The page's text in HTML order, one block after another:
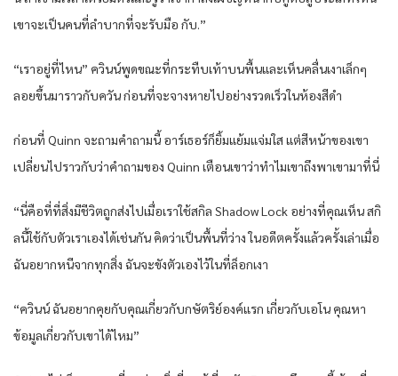
เขาจะเป็นคนที่ลำบากที่จะรับมือ กับ.”
“เราอยู่ที่ไหน” ควินน์พูดขณะที่กระทืบเท้าบนพื้นและเห็นคลื่นเงาเล็กๆ
ลอยขึ้นมาราวกับควัน ก่อนที่จะจางหายไปอย่างรวดเร็วในห้องสีดำ
ก่อนที่ Quinn จะถามคำถามนี้ อาร์เธอร์ก็ยิ้มแย้มแจ่มใส แต่สีหน้าของเขา
เปลี่ยนไปราวกับว่าคำถามของ Quinn เตือนเขาว่าทำไมเขาถึงพาเขามาที่นี่
“นี่คือที่ที่สิ่งมีชีวิตถูกส่งไปเมื่อเราใช้สกิล Shadow Lock อย่างที่คุณเห็น สกิ
ลนี้ใช้กับตัวเราเองได้เช่นกัน คิดว่าเป็นพื้นที่ว่าง ในอดีตครั้งแล้วครั้งเล่าเมื่อ
ฉันอยากหนีจากทุกสิ่ง ฉันจะขังตัวเองไว้ในที่ล็อกเงา
“ควินน์ ฉันอยากคุยกับคุณเกี่ยวกับกษัตริย์องค์แรก เกี่ยวกับเอโน คุณหา
ข้อมูลเกี่ยวกับเขาได้ไหม”